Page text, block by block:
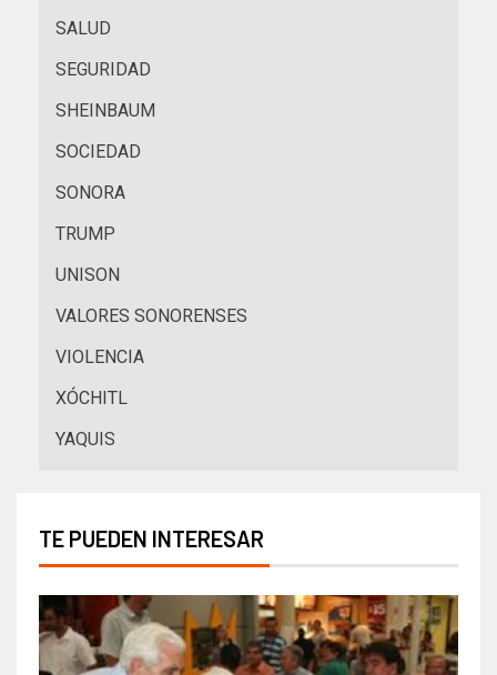
SALUD
SEGURIDAD
SHEINBAUM
SOCIEDAD
SONORA
TRUMP
UNISON
VALORES SONORENSES
VIOLENCIA
XÓCHITL
YAQUIS
TE PUEDEN INTERESAR